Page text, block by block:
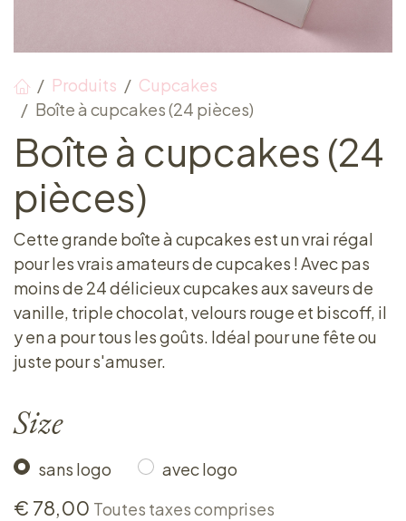
Produits
Cupcakes
Boîte à cupcakes (24 pièces)
Boîte à cupcakes (24
pièces)
Cette grande boîte à cupcakes est un vrai régal
pour les vrais amateurs de cupcakes ! Avec pas
moins de 24 délicieux cupcakes aux saveurs de
vanille, triple chocolat, velours rouge et biscoff, il
y en a pour tous les goûts. Idéal pour une fête ou
juste pour s'amuser.
Size
sans logo avec logo
€ 78,00 Toutes taxes comprises